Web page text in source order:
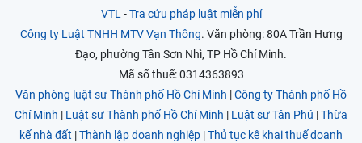
VTL -Tra cứu pháp luật miễn phí
Công ty Luật TNHH MTV Vạn Thông. Văn phòng: 80A Trần Hưng
Đạo, phường Tân Sơn Nhì, TP Hồ Chí Minh.
Mã số thuế: 0314363893
Văn phòng luật sư Thành phố Hồ Chí Minh |Công ty Thành phố Hồ
Chí Minh | Luật sư Thành phố Hồ Chí Minh | Luật sư Tân Phú |Thừa
kế nhà đất |Thành lập doanh nghiệp |Thủ tục kê khai thuế doanh